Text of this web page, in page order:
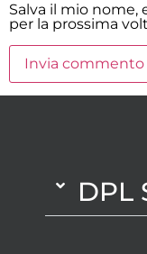
Salva il mio
per la prossima
DPL